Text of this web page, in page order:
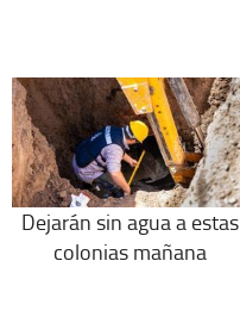
Dejarán sin agua a estas
colonias mañana